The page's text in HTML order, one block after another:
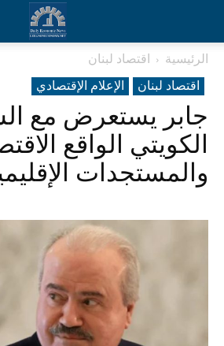
الرئيسية
اقتصاد لبنان
اقتصاد لبنان
الإعلام الإقتصادي
جابر يستعرض مع
الكويتي الواقع
والمستجدات